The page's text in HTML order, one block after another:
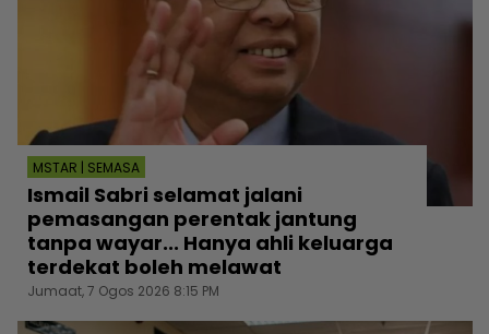
MSTAR | SEMASA
Ismail Sabri selamat jalani
pemasangan perentak jantung
tanpa wayar... Hanya ahli keluarga
terdekat boleh melawat
Jumaat, 7 Ogos 2026 8:15 PM